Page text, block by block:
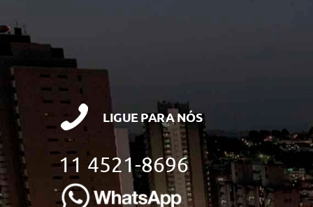
LIGUE PARA NÓS
11 4521-8696